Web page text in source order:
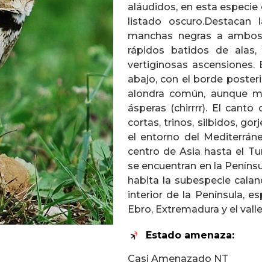
aláudidos, en esta
listado
manchas negras a
rápidos batidos de alas,
vertiginosas ascensiones.
abajo, con el borde
alondra común, aunque
ásperas (chirrrr). El
cortas, trinos, silbidos,
el entorno del
centro de Asia hasta el
se encuentran en la
habita la subespecie
interior de la Península,
Ebro, Extremadura y el
Estado amenaza:
Casi Amenazado NT